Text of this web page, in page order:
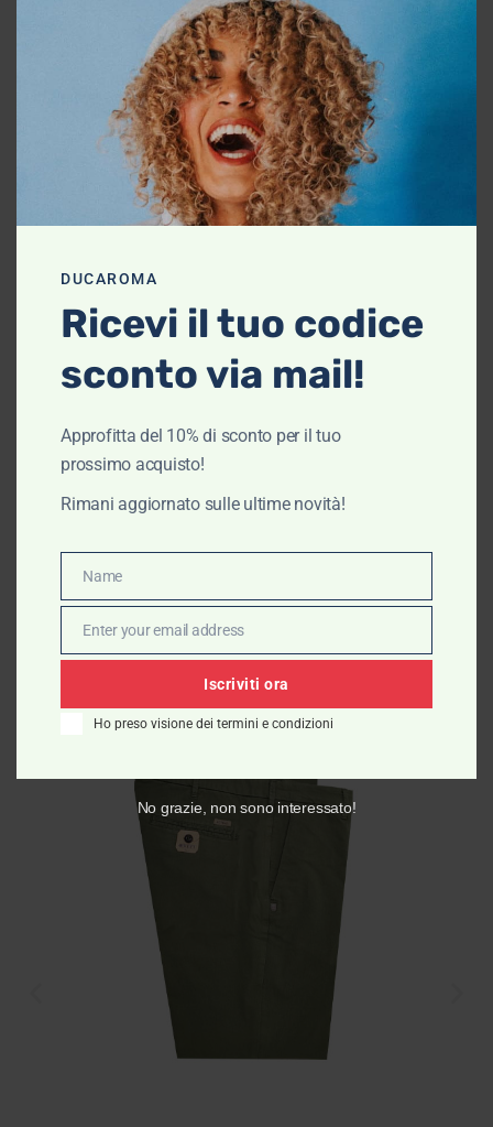
Vista rapida
Polo manica
lunga – Lacoste
€120,00 €96,00
Scegli
-20 %
Vista rapida
Maglia girocollo
– Lacoste
€110,00
PROMOZIONE
DUCAROMA
Ricevi il tuo codice
sconto via mail!
Approfitta del 10% di sconto per il tuo
prossimo acquisto!
Rimani aggiornato sulle ultime novità!
Name
Name
Email
Enter your email address
Iscriviti ora
Ho preso visione dei termini e condizioni
No grazie, non sono interessato!